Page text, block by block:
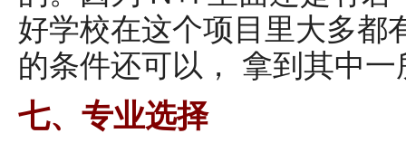
好学校在这个项目里大多都
的条件还可以， 拿到其中
七、专业选择